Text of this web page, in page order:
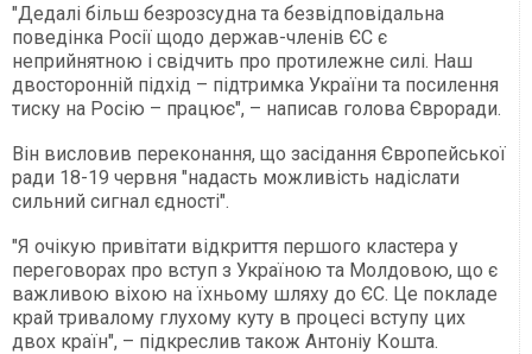
"Дедалі більш безрозсудна та безвідповідальна
поведінка Росії щодо держав-членів ЄС є
неприйнятною і свідчить про протилежне силі. Наш
двосторонній підхід – підтримка України та посилення
тиску на Росію – працює", – написав голова Євроради.
Він висловив переконання, що засідання Європейської
ради 18-19 червня "надасть можливість надіслати
сильний сигнал єдності".
"Я очікую привітати відкриття першого кластера у
переговорах про вступ з Україною та Молдовою, що є
важливою віхою на їхньому шляху до ЄС. Це покладе
край тривалому глухому куту в процесі вступу цих
двох країн", – підкреслив також Антоніу Кошта.